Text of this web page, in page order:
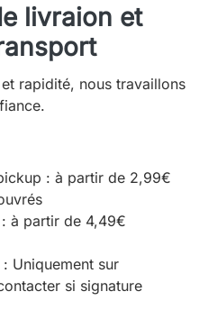
livraion et
rapidité, nous travaillons
: à partir de 2,99€
à partir de 4,49€
Uniquement sur
si signature